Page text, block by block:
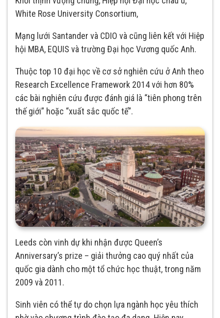
White Rose University Consortium,
Mạng lưới Santander và CDIO và cũng liên kết với Hiệp
hội MBA, EQUIS và trường Đại học Vương quốc Anh.
Thuộc top 10 đại học về cơ sở nghiên cứu ở Anh theo
Research Excellence Framework 2014 với hơn 80%
các bài nghiên cứu được đánh giá là “tiên phong trên
thế giới” hoặc “xuất sắc quốc tế”.
Leeds còn vinh dự khi nhận được Queen’s
Anniversary’s prize – giải thưởng cao quý nhất của
quốc gia dành cho một tổ chức học thuật, trong năm
2009 và 2011.
Sinh viên có thể tự do chọn lựa ngành học yêu thích